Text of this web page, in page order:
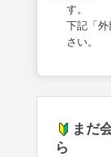
す。
下記「
さい。
まだ
ら